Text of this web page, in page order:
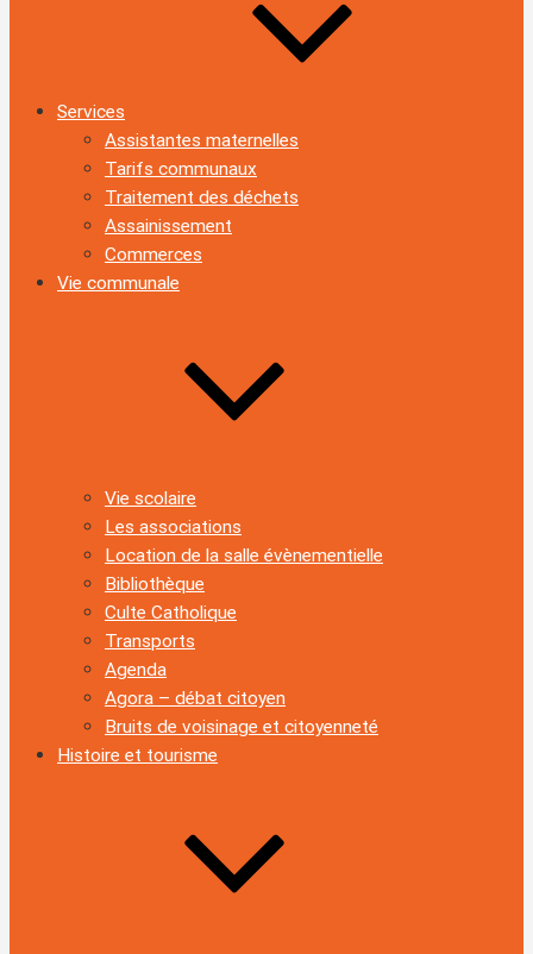
Services
Assistantes maternelles
Tarifs communaux
Traitement des déchets
Assainissement
Commerces
Vie communale
Vie scolaire
Les associations
Location de la salle évènementielle
Bibliothèque
Culte Catholique
Transports
Agenda
Agora – débat citoyen
Bruits de voisinage et citoyenneté
Histoire et tourisme